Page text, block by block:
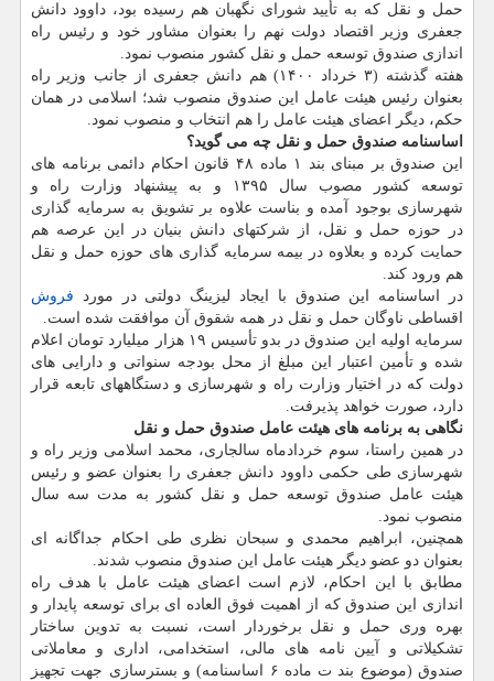
حمل و نقل که به تأیید شورای نگهبان هم رسیده بود، داوود دانش
جعفری وزیر اقتصاد دولت نهم را بعنوان مشاور خود و رئیس راه
اندازی صندوق توسعه حمل و نقل کشور منصوب نمود.
هفته گذشته (۳ خرداد ۱۴۰۰) هم دانش جعفری از جانب وزیر راه
بعنوان رئیس هیئت عامل این صندوق منصوب شد؛ اسلامی در همان
حکم، دیگر اعضای هیئت عامل را هم انتخاب و منصوب نمود.
اساسنامه صندوق حمل و نقل چه می گوید؟
این صندوق بر مبنای بند ۱ ماده ۴۸ قانون احکام دائمی برنامه های
توسعه کشور مصوب سال ۱۳۹۵ و به پیشنهاد وزارت راه و
شهرسازی بوجود آمده و بناست علاوه بر تشویق به سرمایه گذاری
در حوزه حمل و نقل، از شرکتهای دانش بنیان در این عرصه هم
حمایت کرده و بعلاوه در بیمه سرمایه گذاری های حوزه حمل و نقل
هم ورود کند.
در اساسنامه این صندوق با ایجاد لیزینگ دولتی در مورد فروش
اقساطی ناوگان حمل و نقل در همه شقوق آن موافقت شده است.
سرمایه اولیه این صندوق در بدو تأسیس ۱۹ هزار میلیارد تومان اعلام
شده و تأمین اعتبار این مبلغ از محل بودجه سنواتی و دارایی های
دولت که در اختیار وزارت راه و شهرسازی و دستگاههای تابعه قرار
دارد، صورت خواهد پذیرفت.
نگاهی به برنامه های هیئت عامل صندوق حمل و نقل
در همین راستا، سوم خردادماه سالجاری، محمد اسلامی وزیر راه و
شهرسازی طی حکمی داوود دانش جعفری را بعنوان عضو و رئیس
هیئت عامل صندوق توسعه حمل و نقل کشور به مدت سه سال
منصوب نمود.
همچنین، ابراهیم محمدی و سبحان نظری طی احکام جداگانه ای
بعنوان دو عضو دیگر هیئت عامل این صندوق منصوب شدند.
مطابق با این احکام، لازم است اعضای هیئت عامل با هدف راه
اندازی این صندوق که از اهمیت فوق العاده ای برای توسعه پایدار و
بهره وری حمل و نقل برخوردار است، نسبت به تدوین ساختار
تشکیلاتی و آیین نامه های مالی، استخدامی، اداری و معاملاتی
صندوق (موضوع بند ت ماده ۶ اساسنامه) و بسترسازی جهت تجهیز